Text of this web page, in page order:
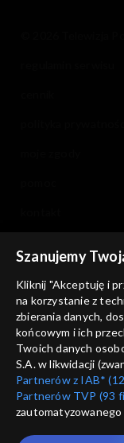
informacje o
Szanujemy
Kliknij "Akceptuję i
na korzystanie z
zbierania danych,
końcowym i ich
Twoich danych
S.A. w likwidacji
Partnerów z IAB*
Partnerów TVP (93